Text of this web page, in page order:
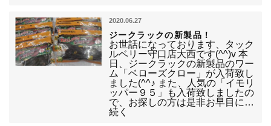
2020.06.27
ジークラックの新製品！
お世話になっております、タック
ルベリー守口店大西です(^^)v 本
日、ジークラックの新製品のワー
ム「ベローズクロー」が入荷致し
ました(^^♪ また、人気の「イモリ
ッパー９５」も入荷致しましたの
で、お探しの方は是非お早目に…
続く